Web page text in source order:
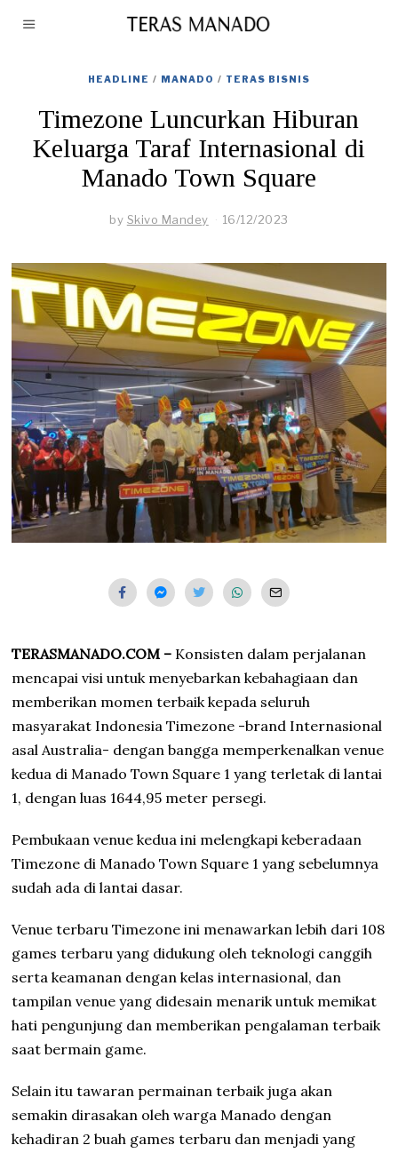
HEADLINE / MANADO / TERAS BISNIS
Timezone Luncurkan Hiburan
Keluarga Taraf Internasional di
Manado Town Square
by Skivo Mandey 16/12/2023
1
2
/
2
0
2
3
TERASMANADO.COM – Konsisten dalam perjalanan
mencapai visi untuk menyebarkan kebahagiaan dan
memberikan momen terbaik kepada seluruh
masyarakat Indonesia Timezone -brand Internasional
asal Australia- dengan bangga memperkenalkan venue
kedua di Manado Town Square 1 yang terletak di lantai
1, dengan luas 1644,95 meter persegi.
Pembukaan venue kedua ini melengkapi keberadaan
Timezone di Manado Town Square 1 yang sebelumnya
sudah ada di lantai dasar.
Venue terbaru Timezone ini menawarkan lebih dari 108
games terbaru yang didukung oleh teknologi canggih
serta keamanan dengan kelas internasional, dan
tampilan venue yang didesain menarik untuk memikat
hati pengunjung dan memberikan pengalaman terbaik
saat bermain game.
Selain itu tawaran permainan terbaik juga akan
semakin dirasakan oleh warga Manado dengan
kehadiran 2 buah games terbaru dan menjadi yang